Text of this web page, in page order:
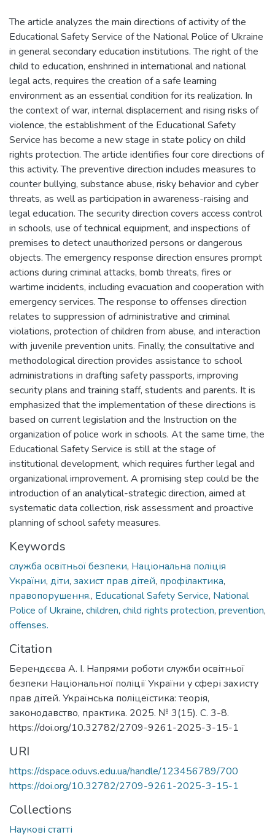
The article analyzes the main directions of activity of the
Educational Safety Service of the National Police of Ukraine
in general secondary education institutions. The right of the
child to education, enshrined in international and national
legal acts, requires the creation of a safe learning
environment as an essential condition for its realization. In
the context of war, internal displacement and rising risks of
violence, the establishment of the Educational Safety
Service has become a new stage in state policy on child
rights protection. The article identifies four core directions of
this activity. The preventive direction includes measures to
counter bullying, substance abuse, risky behavior and cyber
threats, as well as participation in awareness-raising and
legal education. The security direction covers access control
in schools, use of technical equipment, and inspections of
premises to detect unauthorized persons or dangerous
objects. The emergency response direction ensures prompt
actions during criminal attacks, bomb threats, fires or
wartime incidents, including evacuation and cooperation with
emergency services. The response to offenses direction
relates to suppression of administrative and criminal
violations, protection of children from abuse, and interaction
with juvenile prevention units. Finally, the consultative and
methodological direction provides assistance to school
administrations in drafting safety passports, improving
security plans and training staff, students and parents. It is
emphasized that the implementation of these directions is
based on current legislation and the Instruction on the
organization of police work in schools. At the same time, the
Educational Safety Service is still at the stage of
institutional development, which requires further legal and
organizational improvement. A promising step could be the
introduction of an analytical-strategic direction, aimed at
systematic data collection, risk assessment and proactive
planning of school safety measures.
Keywords
служба освітньої безпеки, Національна поліція
України, діти, захист прав дітей, профілактика,
правопорушення., Educational Safety Service, National
Police of Ukraine, children, child rights protection, prevention,
offenses.
Citation
Берендєєва А. І. Напрями роботи служби освітньої
безпеки Національної поліції України у сфері захисту
прав дітей. Українська поліцеїстика: теорія,
законодавство, практика. 2025. № 3(15). С. 3-8.
https://doi.org/10.32782/2709-9261-2025-3-15-1
URI
https://dspace.oduvs.edu.ua/handle/123456789/700
https://doi.org/10.32782/2709-9261-2025-3-15-1
Collections
Наукові статті